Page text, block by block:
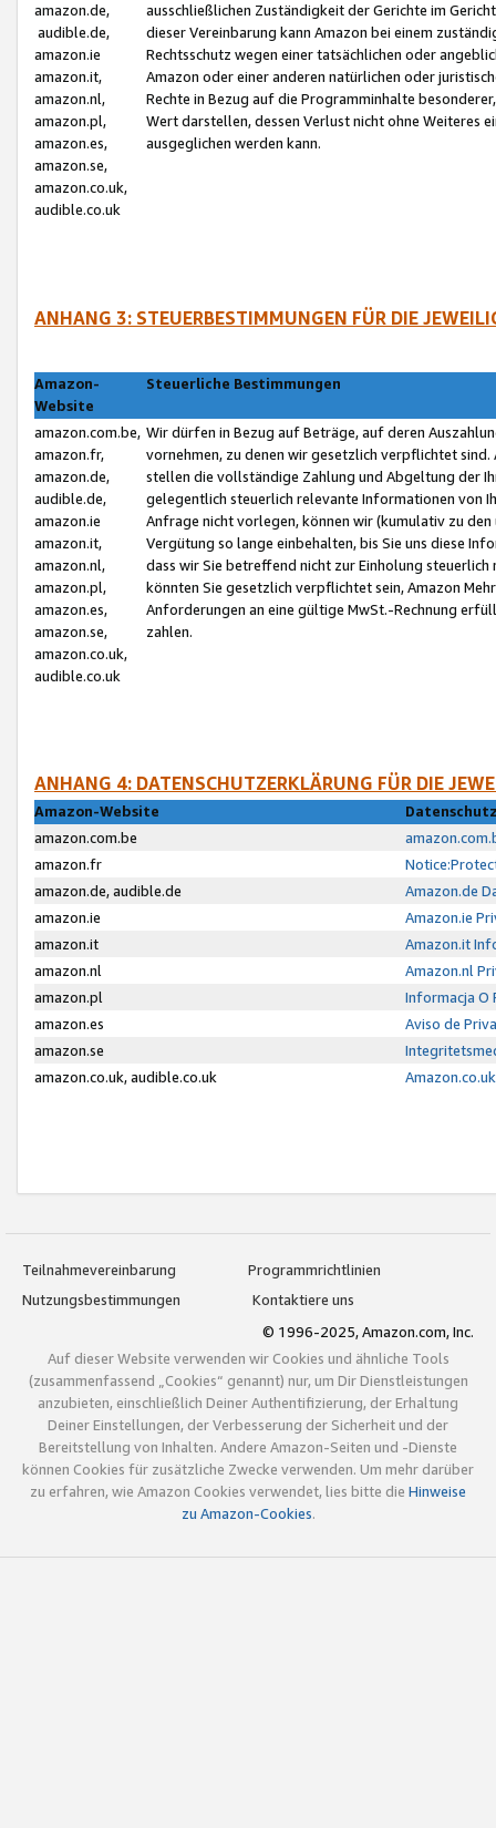
amazon.de,
audible.de,
amazon.ie
amazon.it,
amazon.nl,
amazon.pl,
amazon.es,
amazon.se,
amazon.co.uk,
audible.co.uk
ausschließlichen Zuständigkeit der Gerichte im
dieser Vereinbarung kann Amazon bei einem
Rechtsschutz wegen einer tatsächlichen oder
Amazon oder einer anderen natürlichen oder
Rechte in Bezug auf die Programminhalte
Wert darstellen, dessen Verlust nicht ohne Weiteres
ausgeglichen werden kann.
ANHANG 3: STEUERBESTIMMUNGEN FÜR DIE
Amazon-
Website
Steuerliche Bestimmungen
amazon.com.be,
amazon.fr,
amazon.de,
audible.de,
amazon.ie
amazon.it,
amazon.nl,
amazon.pl,
amazon.es,
amazon.se,
amazon.co.uk,
audible.co.uk
Wir dürfen in Bezug auf Beträge, auf deren
vornehmen, zu denen wir gesetzlich verpflichtet
stellen die vollständige Zahlung und Abgeltung der
gelegentlich steuerlich relevante Informationen von
Anfrage nicht vorlegen, können wir (kumulativ zu
Vergütung so lange einbehalten, bis Sie uns diese
dass wir Sie betreffend nicht zur Einholung
könnten Sie gesetzlich verpflichtet sein, Amazon
Anforderungen an eine gültige MwSt.-Rechnung
zahlen.
ANHANG 4: DATENSCHUTZERKLÄRUNG FÜR DIE
Amazon-Website
amazon.com.be
amazon.fr
amazon.de, audible.de
Amazon.de
amazon.ie
Amazon.ie
amazon.it
Amazon.it
amazon.nl
Amazon.nl
amazon.pl
Informacja O
amazon.es
Aviso de
amazon.se
amazon.co.uk, audible.co.uk
Teilnahmevereinbarung
Programmrichtlinien
Nutzungsbestimmungen
Kontaktiere uns
© 1996-2025, Amazon.com, Inc.
Auf dieser Website verwenden wir Cookies und ähnliche Tools
(zusammenfassend „Cookies“ genannt) nur, um Dir Dienstleistungen
anzubieten, einschließlich Deiner Authentifizierung, der Erhaltung
Deiner Einstellungen, der Verbesserung der Sicherheit und der
Bereitstellung von Inhalten. Andere Amazon-Seiten und -Dienste
können Cookies für zusätzliche Zwecke verwenden. Um mehr darüber
zu erfahren, wie Amazon Cookies verwendet, lies bitte die Hinweise
zu Amazon-Cookies.